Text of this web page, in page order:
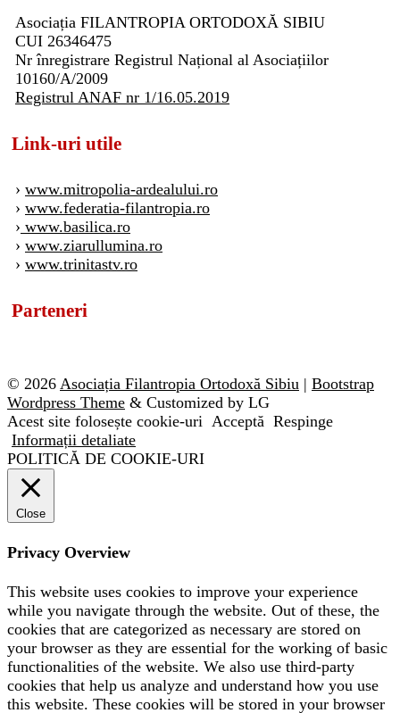
Asociația FILANTROPIA ORTODOXĂ SIBIU
CUI 26346475
Nr înregistrare Registrul Național al Asociațiilor
10160/A/2009
Registrul ANAF nr 1/16.05.2019
Link-uri utile
› www.mitropolia-ardealului.ro
› www.federatia-filantropia.ro
› www.basilica.ro
› www.ziarullumina.ro
› www.trinitastv.ro
Parteneri
© 2026 Asociația Filantropia Ortodoxă Sibiu | Bootstrap
Wordpress Theme & Customized by LG
Acest site folosește cookie-uri Acceptă Respinge
Informații detaliate
POLITICĂ DE COOKIE-URI
Close
Privacy Overview
This website uses cookies to improve your experience
while you navigate through the website. Out of these, the
cookies that are categorized as necessary are stored on
your browser as they are essential for the working of basic
functionalities of the website. We also use third-party
cookies that help us analyze and understand how you use
this website. These cookies will be stored in your browser